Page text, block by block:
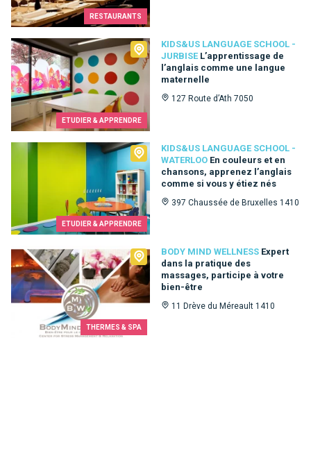
RESTAURANTS
ETUDIER & APPRENDRE
KIDS&US LANGUAGE SCHOOL -
JURBISE L’apprentissage de
l’anglais comme une langue
maternelle
127 Route d’Ath 7050
Kids&Us language school - Jurbise
ETUDIER & APPRENDRE
KIDS&US LANGUAGE SCHOOL -
WATERLOO En couleurs et en
chansons, apprenez l’anglais
comme si vous y étiez nés
397 Chaussée de Bruxelles 1410
Kids&Us language school - Waterloo
THERMES & SPA
BODY MIND WELLNESS Expert
dans la pratique des
massages, participe à votre
bien-être
11 Drève du Méreault 1410
Body Mind Wellness